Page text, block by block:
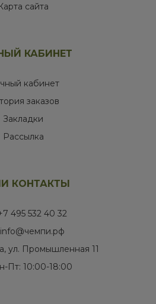
сайта
КАБИНЕТ
кабинет
заказов
Закладки
Рассылка
КОНТАКТЫ
495 532 40 32
info@чемпи.рф
ул. Промышленная 11
Пт: 10:00-18:00